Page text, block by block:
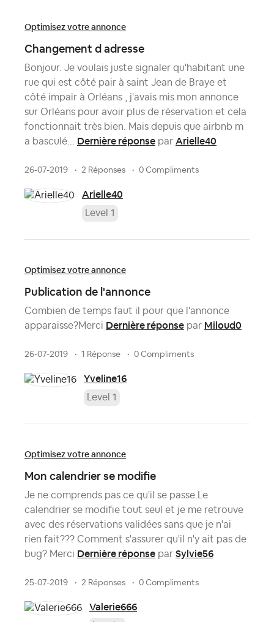
Optimisez votre annonce
Changement d adresse
Bonjour. Je voulais juste signaler qu'habitant une
rue qui est côté pair à saint Jean de Braye et
côté impair à Orléans , j'avais mis mon annonce
sur Orléans pour avoir plus de réservation et cela
fonctionnait très bien. Mais depuis que airbnb m
a basculé... Dernière réponse par Arielle40
26-07-2019 2 Réponses 0 Compliments
Arielle40
Level 1
Optimisez votre annonce
Publication de l'annonce
Combien de temps faut il pour que l'annonce
apparaisse?Merci Dernière réponse par Miloud0
26-07-2019 1 Réponse 0 Compliments
Yveline16
Level 1
Optimisez votre annonce
Mon calendrier se modifie
Je ne comprends pas ce qu'il se passe.Le
calendrier se modifie tout seul et je me retrouve
avec des réservations validées sans que je n'ai
rien fait??? Comment s'assurer qu'il n'y ait pas de
bug? Merci Dernière réponse par Sylvie56
25-07-2019 2 Réponses 0 Compliments
Valerie666